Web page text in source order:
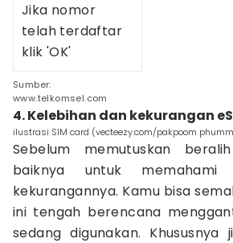
Sumber:
www.telkomsel.com
Jika nomor
telah terdaftar
klik 'OK'
4. Kelebihan dan kekurangan
ilustrasi SIM card (vecteezy.com/pakpoom
Sebelum memutuskan
baiknya untuk memahami
kekurangannya. Kamu bisa
ini tengah berencana
sedang digunakan. Khususnya